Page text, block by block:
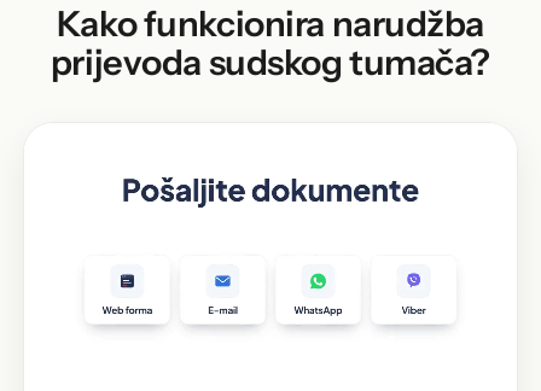
Kako funkcionira narudžba
prijevoda sudskog tumača?